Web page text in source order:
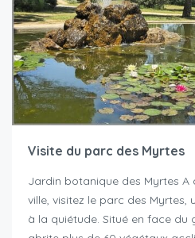
Visite du parc des Myrtes
Jardin botanique des Myrtes A
ville, visitez le parc des
à la quiétude. Situé en face du